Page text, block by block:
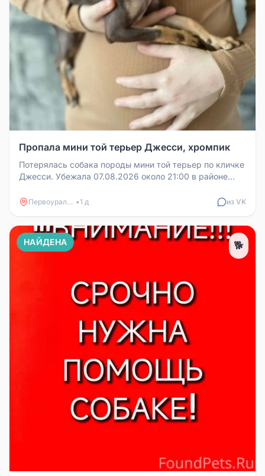
Пропала мини той терьер Джесси, хромпик
Потерялась собака породы мини той терьер по кличке
Джесси. Убежала 07.08.2026 около 21:00 в районе
Первоуральск •1 д из VK
НАЙДЕНА 🐕